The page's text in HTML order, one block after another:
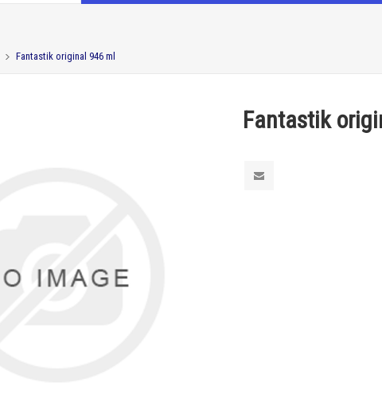
Fantastik original 946 ml
Fantastik